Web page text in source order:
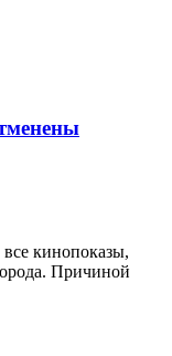
кинопоказы,
Причиной